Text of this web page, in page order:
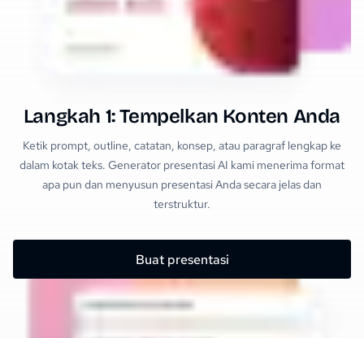
Langkah 1: Tempelkan Konten Anda
Ketik prompt, outline, catatan, konsep, atau paragraf lengkap ke
dalam kotak teks. Generator presentasi AI kami menerima format
apa pun dan menyusun presentasi Anda secara jelas dan
terstruktur.
Buat presentasi